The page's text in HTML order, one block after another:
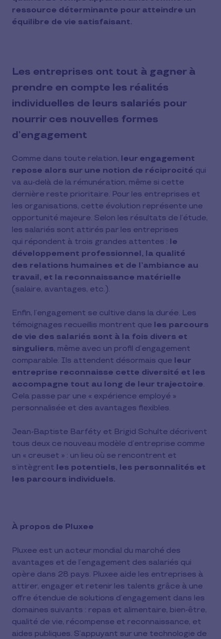
ressource déterminante pour atteindre un
équilibre de vie satisfaisant.
Les entreprises ont tout à gagner à
prendre en compte les réalités
individuelles de leurs salariés pour
nourrir ces nouvelles formes
d’engagement
Comme dans toute relation, leur engagement
repose alors sur une notion de réciprocité qui
va au-delà de la rémunération, même si cette
dernière reste prioritaire. Pour les entreprises et
les organisations, cette évolution représente une
opportunité majeure. Selon les résultats de l’étude,
les salariés sont attirés par les entreprises
qui répondent à trois grandes attentes : le
développement professionnel, la qualité
des relations humaines et de l’ambiance au
travail, et la reconnaissance matérielle
(salaire, avantages, etc.).
Enfin, l’engagement se cultive dans la durée. Les
témoignages recueillis montrent que les parcours
de vie des salariés sont à la fois divers et
singuliers, même avec un profil d’engagement
comparable. Ils attendent désormais que leur
entreprise reconnaisse cette diversité et les
accompagne tout au long de leur trajectoire.
Cela passe par une « expérience employé »
personnalisée et des avantages flexibles.
Jean-Baptiste Barféty et Brigid Schulte décrivent
tous deux ce nouveau modèle d’entreprise comme
un « creuset » : un lieu où se rencontrent et
s’intègrent les potentiels, les personnalités et
les parcours individuels.
À propos de Pluxee
Pluxee est un acteur mondial du marché des
avantages et de l’engagement des salariés qui
opère dans 28 pays. Pluxee aide les entreprises à
attirer, engager et retenir les talents grâce à une
offre étendue de solutions d’engagement dans les
domaines suivants : repas et alimentaire, bien-être,
qualité de vie, récompense et reconnaissance, et
aides publiques. S’appuyant sur une technologie de